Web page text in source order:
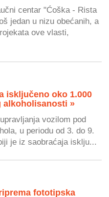
centar "Ćoška - Rista
jedan u nizu obećanih, a
ove vlasti,
isključeno oko 1.000
alkoholisanosti »
vozilom pod
u periodu od 3. do 9.
je iz saobraćaja isklju...
fototipska